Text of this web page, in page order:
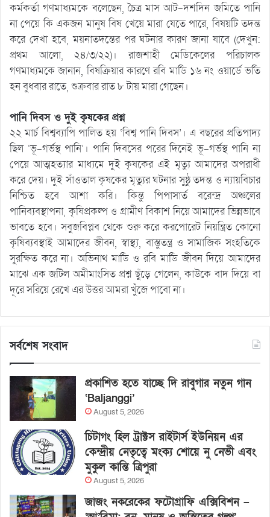
কর্মকর্তা গণমাধ্যমকে বলেছেন, চৈত্র মাস আট-দশদিন জমিতে পানি
না পেয়ে কি একজন মানুষ বিষ খেয়ে মারা যেতে পারে, বিষয়টি তদন্ত
করে দেখা হবে, ময়নাতদন্তের পর ঘটনার কারণ জানা যাবে (দেখুন:
প্রথম আলো, ২৪/৩/২২)। রাজশাহী মেডিকেলের পরিচালক
গণমাধ্যমকে জানান, বিষক্রিয়ার কারণে রবি মার্ডি ১৬ নং ওয়ার্ডে ভর্তি
হন বুধবার রাতে, শুক্রবার রাত ৮ টায় মারা গেছেন।
পানি দিবস ও দুই কৃষকের প্রশ্ন
২২ মার্চ বিশ্বব্যাপি পালিত হয় ‘বিশ্ব পানি দিবস’। এ বছরের প্রতিপাদ্য
ছিল ‘ভূ-গর্ভস্থ পানি’। পানি দিবসের পরের দিনেই ভূ-গর্ভস্থ পানি না
পেয়ে আত্মহত্যার মাধ্যমে দুই কৃষকের এই মৃত্যু আমাদের অপরাধী
করে দেয়। দুই সাঁওতাল কৃষকের মৃত্যুর ঘটনার সুষ্ঠু তদন্ত ও ন্যায়বিচার
নিশ্চিত হবে আশা করি। কিন্তু পিপাসার্ত বরেন্দ্র অঞ্চলের
পানিব্যবস্থাপনা, কৃষিপ্রকল্প ও গ্রামীণ বিকাশ নিয়ে আমাদের ভিন্নভাবে
ভাবতে হবে। সবুজবিপ্লব থেকে শুরু করে করপোরেট নিয়ন্ত্রিত কোনো
কৃষিব্যবস্থাই আমাদের জীবন, স্বাস্থ্য, বাস্তুতন্ত্র ও সামাজিক সংহতিকে
সুরক্ষিত করে না। অভিনাথ মার্ডি ও রবি মার্ডি জীবন দিয়ে আমাদের
মাঝে এক জটিল অমীমাংসিত প্রশ্ন ছুঁড়ে গেলেন, কাউকে বাদ দিয়ে বা
দূরে সরিয়ে রেখে এর উত্তর আমরা খুঁজে পাবো না।
সর্বশেষ সংবাদ
প্রকাশিত হতে যাচ্ছে দি রাবুগার নতুন গান
‘Baljanggi’
August 5, 2026
চিটাগং হিল ট্রাক্টস রাইটার্স ইউনিয়ন এর
কেন্দ্রীয় নেতৃত্বে মংক্য শোয়ে নু নেভী এবং
মুকুল কান্তি ত্রিপুরা
August 5, 2026
জাজং নকরেকের ফটোগ্রাফি এক্সিবিশন –